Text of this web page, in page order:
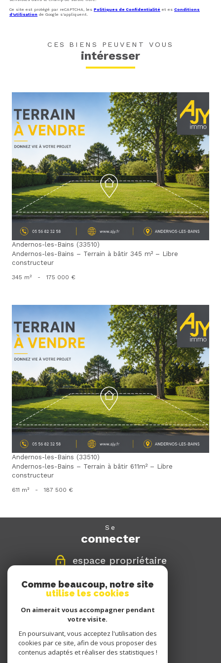
Ce site est protégé par reCAPTCHA, les Politiques de Confidentialité et es Conditions
d'utilisation de Google s'appliquent.
CES BIENS PEUVENT VOUS
intéresser
voir le bien
Andernos-les-Bains (33510)
Andernos-les-Bains – Terrain à bâtir 345 m² – Libre
constructeur
345 m² - 175 000 €
voir le bien
Andernos-les-Bains (33510)
Andernos-les-Bains – Terrain à bâtir 611m² – Libre
constructeur
611 m² - 187 500 €
se
connecter
espace propriétaire
nous
suivre
nous
adhérons
Comme beaucoup, notre site
utilise les cookies
On aimerait vous accompagner pendant
votre visite.
En poursuivant, vous acceptez l'utilisation des
cookies par ce site, afin de vous proposer des
contenus adaptés et réaliser des statistiques !